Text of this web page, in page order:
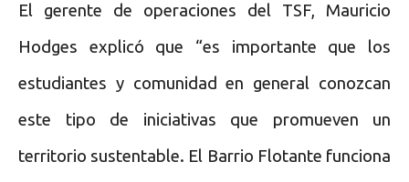
El gerente de operaciones del TSF, Mauricio
Hodges explicó que “es importante que los
estudiantes y comunidad en general conozcan
este tipo de iniciativas que promueven un
territorio sustentable. El Barrio Flotante funciona